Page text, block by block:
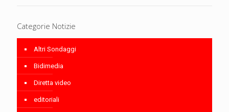
Categorie Notizie
Altri Sondaggi
Bidimedia
Diretta video
editoriali